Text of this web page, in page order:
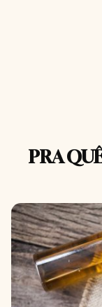
PRA